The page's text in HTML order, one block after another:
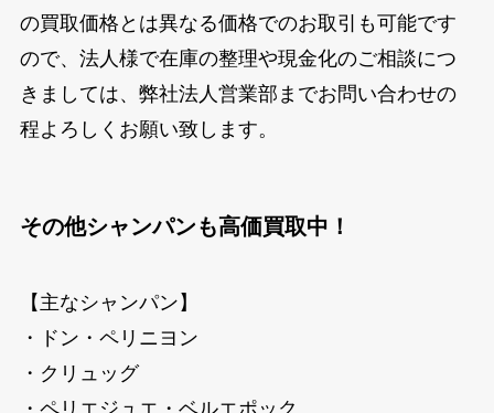
の買取価格とは異なる価格でのお取引も可能です
ので、法人様で在庫の整理や現金化のご相談につ
きましては、弊社法人営業部までお問い合わせの
程よろしくお願い致します。
その他シャンパンも高価買取中！
【主なシャンパン】
・ドン・ペリニヨン
・クリュッグ